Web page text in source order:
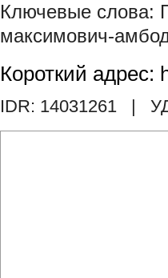
максимович-
Короткий адрес:
IDR: 14031261 |